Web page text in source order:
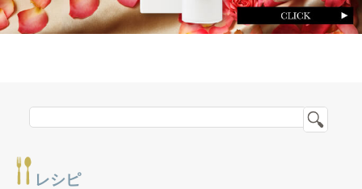
レシピ